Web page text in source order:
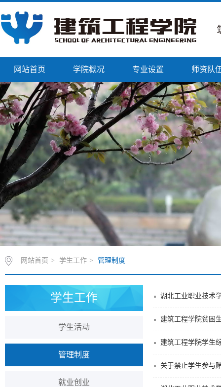
网站首页 学院概况 专业设置 师资队
网站首页 > 学生工作 > 管理制度
学生工作
学生活动
管理制度
就业创业
湖北工业职业技术
建筑工程学院贫困
建筑工程学院学生
关于禁止学生参与